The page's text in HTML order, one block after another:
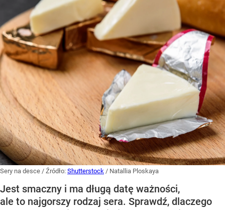
Sery na desce / Źródło: Shutterstock / Natallia Ploskaya
Jest smaczny i ma długą datę ważności,
ale to najgorszy rodzaj sera. Sprawdź, dlaczego